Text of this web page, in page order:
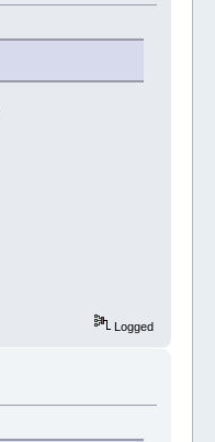
Logged